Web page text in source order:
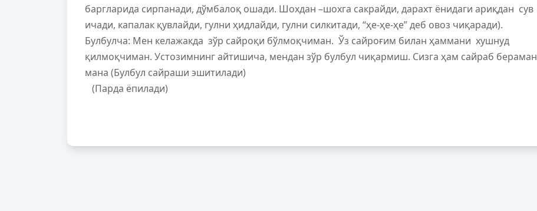
баргларида сирпанади, дўмбалоқ ошади. Шохдан –шохга сакрайди, дарахт ёнидаги ариқдан сув
ичади, капалак қувлайди, гулни ҳидлайди, гулни силкитади, “ҳе-ҳе-ҳе” деб овоз чиқаради).
Булбулча: Мен келажакда зўр сайроқи бўлмоқчиман. Ўз сайроғим билан ҳаммани хушнуд
қилмоқчиман. Устозимнинг айтишича, мендан зўр булбул чиқармиш. Сизга ҳам сайраб бераман
мана (Булбул сайраши эшитилади)
(Парда ёпилади)